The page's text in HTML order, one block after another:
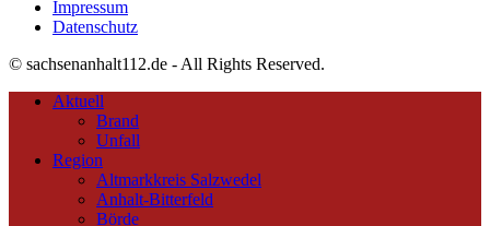
Impressum
Datenschutz
© sachsenanhalt112.de - All Rights Reserved.
Aktuell
Brand
Unfall
Region
Altmarkkreis Salzwedel
Anhalt-Bitterfeld
Börde